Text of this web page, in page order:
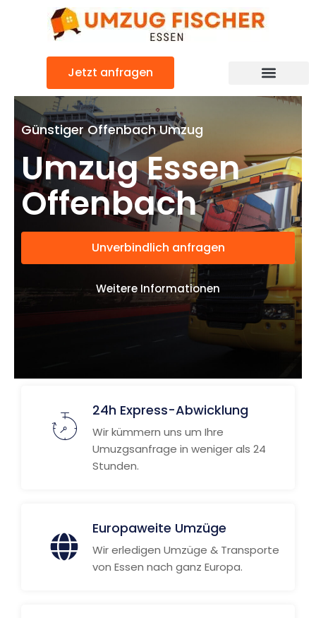
Jetzt anfragen
Günstiger Offenbach Umzug
Umzug Essen
Offenbach
Unverbindlich anfragen
Weitere Informationen
24h Express-Abwicklung
Wir kümmern uns um Ihre
Umuzgsanfrage in weniger als 24
Stunden.
Europaweite Umzüge
Wir erledigen Umzüge & Transporte
von Essen nach ganz Europa.